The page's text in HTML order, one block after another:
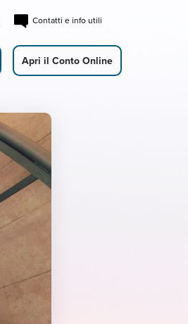
Contatti e info utili
Apri il Conto Online